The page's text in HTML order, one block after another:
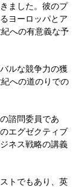
ました。彼のプ
ヨーロッパとア
への有意義な予
ルな競争力の獲
への道のりでの
諮問委員であ
エグゼクティブ
ネス戦略の講義
トでもあり、英